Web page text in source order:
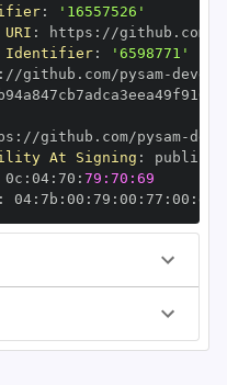
:
'16557526'
: https : //github.com/
Identifier:
'6598771'
: //github.com/pysam-
: //github.com/pysam-
At Signing :
0c : 04: 70 : 79:70:69
: 04: 7b : 00 : 79 : 00 : 77 : 00 : dd